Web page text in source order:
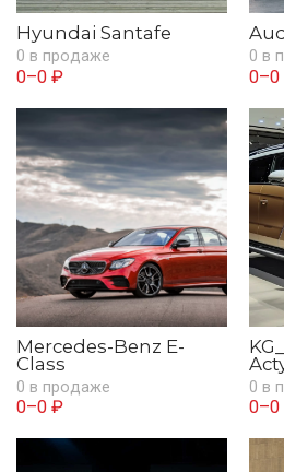
Hyundai Santafe
0 в продаже
0–0 ₽
0 в
0–0
Mercedes-Benz E-
Class
0 в продаже
0–0 ₽
0 в
0–0